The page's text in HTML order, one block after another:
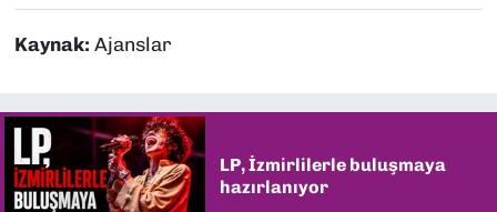
Kaynak: Ajanslar
LP, İzmirlilerle buluşmaya
hazırlanıyor